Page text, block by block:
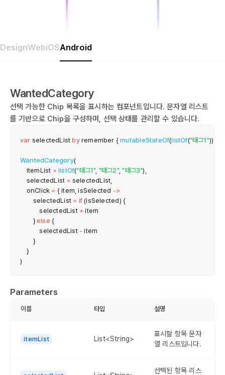
DesignWebiOSAndroid
WantedCategory
선택 가능한 Chip 목록을 표시하는 컴포넌트입니다. 문자열 리스트
를 기반으로 Chip을 구성하며, 선택 상태를 관리할 수 있습니다.
var selectedList by remember { mutableStateOf(listOf("태그1"))
WantedCategory(
    itemList
= listOf("태그1" "태그2", "태그3")
    selectedList
= selectedList
    onClick
= { item isSelected ->
        selectedList
= if (isSelected) {
            selectedList
+ item
} else {
            selectedList
- item
}
}
)
Parameters
이름 타입 설명
itemList List<String>
표시할 항목 문자
열 리스트입니다.
선택된 항목 리스